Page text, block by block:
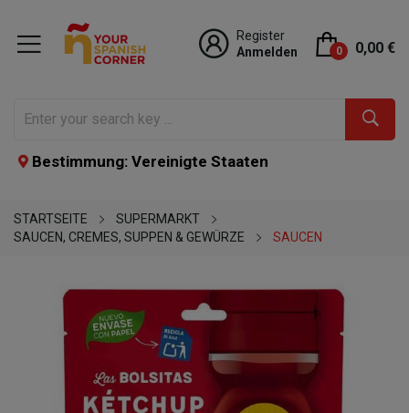
Register
Anmelden
0 0,00 €
Bestimmung: Vereinigte Staaten
STARTSEITE
SUPERMARKT
SAUCEN, CREMES, SUPPEN & GEWÜRZE
SAUCEN